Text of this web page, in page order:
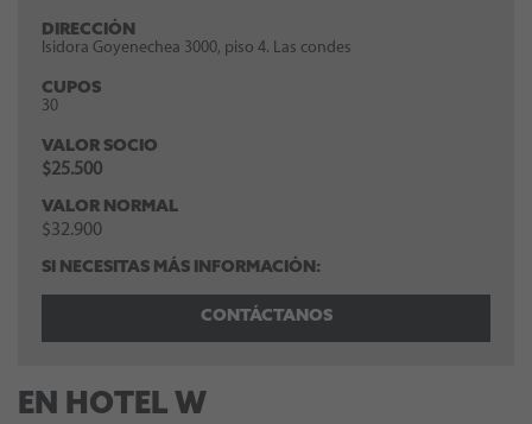
DIRECCIÓN
Isidora Goyenechea 3000, piso 4. Las condes
CUPOS
30
VALOR SOCIO
$25.500
VALOR NORMAL
$32.900
SI NECESITAS MÁS INFORMACIÓN:
CONTÁCTANOS
EN HOTEL W